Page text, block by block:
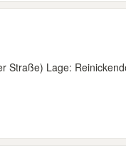
Straße) Lage: